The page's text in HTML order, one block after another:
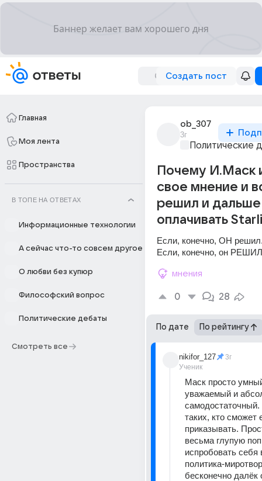
Создать пост
Главная
Моя лента
Пространства
В ТОПЕ НА ОТВЕТАХ
Информационные технологии
А сейчас что-то совсем другое
О любви без купюр
Философский вопрос
Политические дебаты
Смотреть все
ob_307
3г
Политические
Почему И.Маск
свое мнение и
решил и дальше
оплачивать
Если, конечно, ОН
Если, конечно, он
мнения
0 28
По дате По рейтингу
nikifor_127
Ученик
3г
Маск просто
уважаемый и
таких, кто сможет
приказывать.
весьма глупую
испробовать себя
политика-
бесконечно далёк